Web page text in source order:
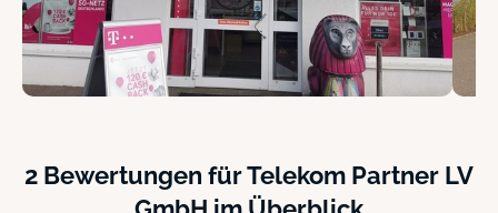
2 Bewertungen für Telekom Partner LV